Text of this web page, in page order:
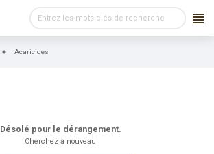
Acaricides
Désolé pour le dérangement.
Cherchez à nouveau